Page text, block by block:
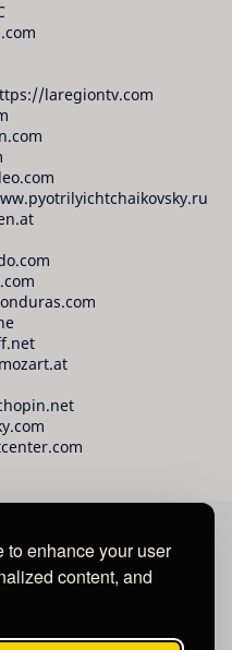
to enhance your user
content, and
laregiontv.com
LLC